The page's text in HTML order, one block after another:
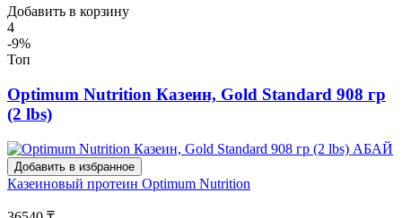
Добавить в корзину
4
-9%
Топ
Optimum Nutrition Казеин, Gold Standard 908 гр
(2 lbs)
Добавить в избранное
Казеиновый протеин Optimum Nutrition